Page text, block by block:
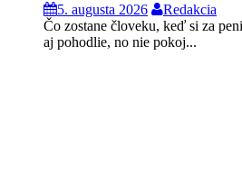
5. augusta 2026
Redakcia
Čo zostane človeku, keď si za
aj pohodlie, no nie pokoj...